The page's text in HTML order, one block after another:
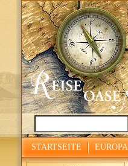
STARTSEITE EUROPA